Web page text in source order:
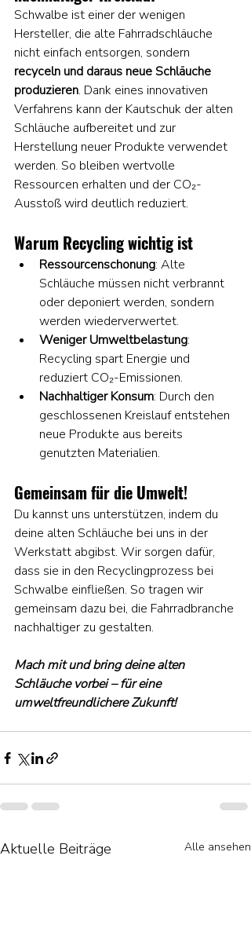
Schwalbe ist einer der wenigen
Hersteller, die alte Fahrradschläuche
nicht einfach entsorgen, sondern
recyceln und daraus neue Schläuche
produzieren. Dank eines innovativen
Verfahrens kann der Kautschuk der alten
Schläuche aufbereitet und zur
Herstellung neuer Produkte verwendet
werden. So bleiben wertvolle
Ressourcen erhalten und der CO₂-
Ausstoß wird deutlich reduziert.
Warum Recycling wichtig ist
Ressourcenschonung: Alte
Schläuche müssen nicht verbrannt
oder deponiert werden, sondern
werden wiederverwertet.
Weniger Umweltbelastung:
Recycling spart Energie und
reduziert CO₂-Emissionen.
Nachhaltiger Konsum: Durch den
geschlossenen Kreislauf entstehen
neue Produkte aus bereits
genutzten Materialien.
Gemeinsam für die Umwelt!
Du kannst uns unterstützen, indem du
deine alten Schläuche bei uns in der
Werkstatt abgibst. Wir sorgen dafür,
dass sie in den Recyclingprozess bei
Schwalbe einfließen. So tragen wir
gemeinsam dazu bei, die Fahrradbranche
nachhaltiger zu gestalten.
Mach mit und bring deine alten
Schläuche vorbei – für eine
umweltfreundlichere Zukunft!
Aktuelle Beiträge Alle ansehen